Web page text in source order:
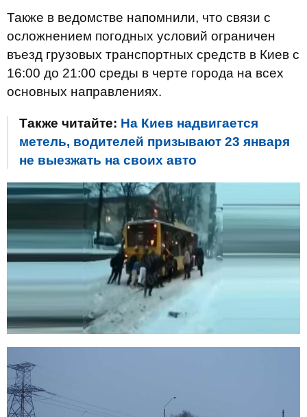
Также в ведомстве напомнили, что связи с
осложнением погодных условий ограничен
въезд грузовых транспортных средств в Киев с
16:00 до 21:00 среды в черте города на всех
основных направлениях.
Также читайте: На Киев надвигается
метель, водителей призывают 23 января
не выезжать на своих авто